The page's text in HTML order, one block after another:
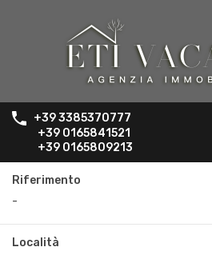
+39 3385370777
+39 0165841521
+39 0165809213
Riferimento
Località